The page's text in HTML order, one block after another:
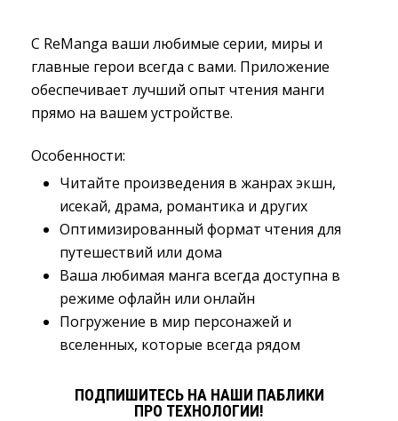
С ReManga ваши любимые серии, миры и
главные герои всегда с вами. Приложение
обеспечивает лучший опыт чтения манги
прямо на вашем устройстве.
Особенности:
Читайте произведения в жанрах экшн,
исекай, драма, романтика и других
Оптимизированный формат чтения для
путешествий или дома
Ваша любимая манга всегда доступна в
режиме офлайн или онлайн
Погружение в мир персонажей и
вселенных, которые всегда рядом
ПОДПИШИТЕСЬ НА НАШИ ПАБЛИКИ
ПРО ТЕХНОЛОГИИ!